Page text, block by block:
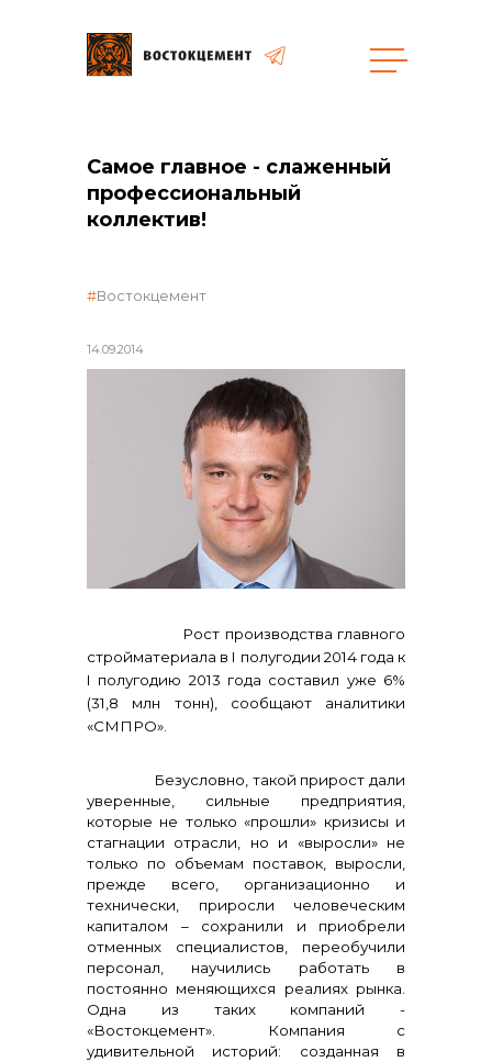
реализация неликвидов
контакты отдела закупок
Самое главное - слаженный
профессиональный
коллектив!
14.09.2014
Востокцемент
Рост производства главного
стройматериала в I полугодии 2014 года к
I полугодию 2013 года составил уже 6%
(31,8 млн тонн), сообщают аналитики
«СМПРО».
Безусловно, такой прирост дали
уверенные, сильные предприятия,
которые не только «прошли» кризисы и
стагнации отрасли, но и «выросли» не
только по объемам поставок, выросли,
прежде всего, организационно и
технически, приросли человеческим
капиталом – сохранили и приобрели
отменных специалистов, переобучили
персонал, научились работать в
постоянно меняющихся реалиях рынка.
Одна из таких компаний -
«Востокцемент». Компания с
удивительной историй: созданная в